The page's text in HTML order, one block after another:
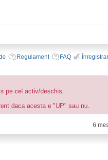
Regulament FAQ
pe cel activ/deschis.
daca acesta e "UP" sau nu.
6